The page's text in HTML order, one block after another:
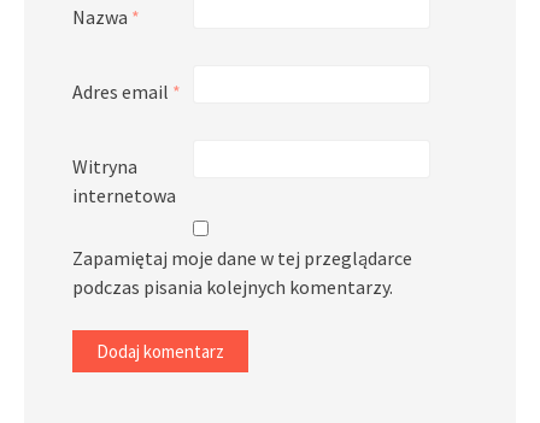
Nazwa *
Adres email *
Witryna
internetowa
Zapamiętaj moje dane w tej przeglądarce
podczas pisania kolejnych komentarzy.